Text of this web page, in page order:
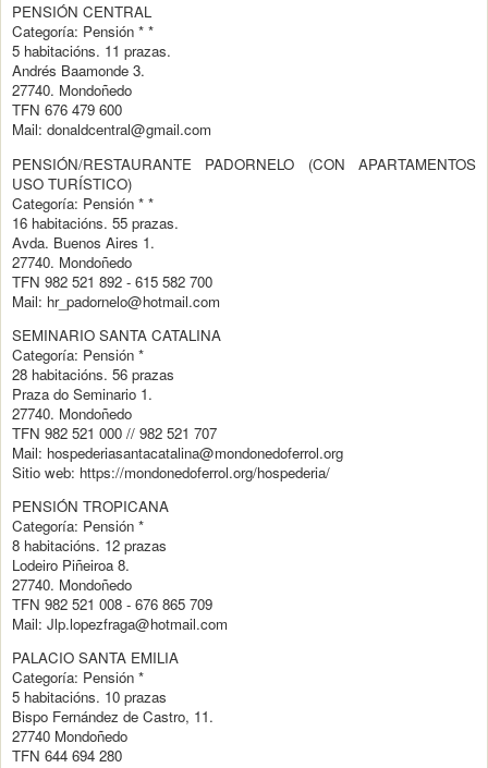
PENSIÓN CENTRAL
Categoría: Pensión * *
5 habitacións. 11 prazas.
Andrés Baamonde 3.
27740. Mondoñedo
TFN 676 479 600
Mail: donaldcentral@gmail.com
PENSIÓN/RESTAURANTE PADORNELO (CON APARTAMENTOS
USO TURÍSTICO)
Categoría: Pensión * *
16 habitacións. 55 prazas.
Avda. Buenos Aires 1.
27740. Mondoñedo
TFN 982 521 892 - 615 582 700
Mail: hr_padornelo@hotmail.com
SEMINARIO SANTA CATALINA
Categoría: Pensión *
28 habitacións. 56 prazas
Praza do Seminario 1.
27740. Mondoñedo
TFN 982 521 000 // 982 521 707
Mail: hospederiasantacatalina@mondonedoferrol.org
Sitio web: https://mondonedoferrol.org/hospederia/
PENSIÓN TROPICANA
Categoría: Pensión *
8 habitacións. 12 prazas
Lodeiro Piñeiroa 8.
27740. Mondoñedo
TFN 982 521 008 - 676 865 709
Mail: Jlp.lopezfraga@hotmail.com
PALACIO SANTA EMILIA
Categoría: Pensión *
5 habitacións. 10 prazas
Bispo Fernández de Castro, 11.
27740 Mondoñedo
TFN 644 694 280